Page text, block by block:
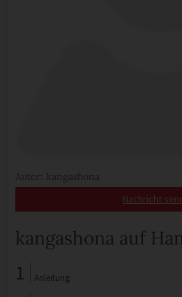
Autor: kangashona
Nachricht
kangashona auf
1 Anleitung